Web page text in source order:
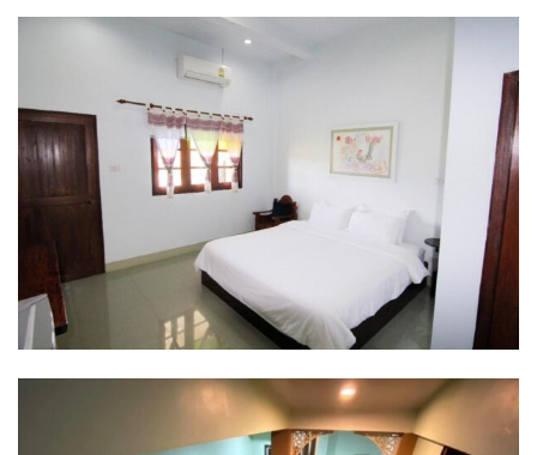
บ้านนาโฮมสเตย์
บ้านปัว ปลายนา
บ้านพักชมดอย
บ้านยลญภา
บ้านริมทุ่งรีสอร์ท
บ้านสวนศรีสุขโฮมสเตย์
บ้านฮิมนาปัว